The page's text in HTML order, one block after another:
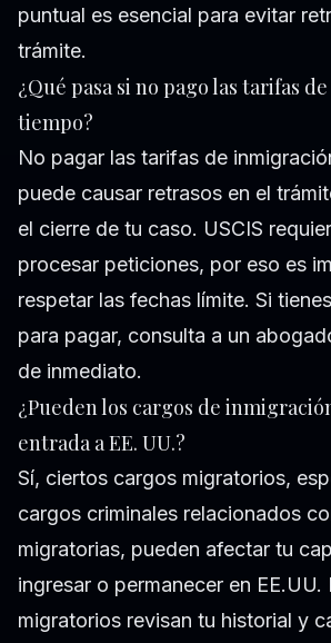
puntual es esencial para evitar
trámite.
¿Qué pasa si no pago las tarifas
tiempo?
No pagar las tarifas de
puede causar retrasos en el
el cierre de tu caso. USCIS
procesar peticiones, por eso es
respetar las fechas límite. Si
para pagar, consulta a un
de inmediato.
¿Pueden los cargos de
entrada a EE. UU.?
Sí, ciertos cargos migratorios,
cargos criminales relacionados
migratorias, pueden afectar tu
ingresar o permanecer en
migratorios revisan tu historial y